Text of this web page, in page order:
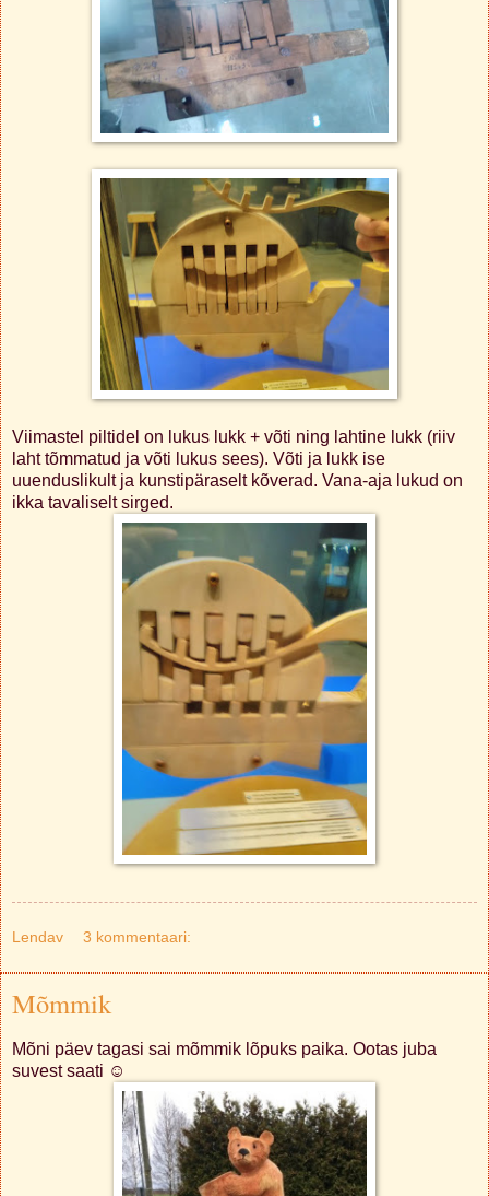
Viimastel piltidel on lukus lukk + võti ning lahtine lukk (riiv
laht tõmmatud ja võti lukus sees). Võti ja lukk ise
uuenduslikult ja kunstipäraselt kõverad. Vana-aja lukud on
ikka tavaliselt sirged.
Lendav 3 kommentaari:
Mõmmik
Mõni päev tagasi sai mõmmik lõpuks paika. Ootas juba
suvest saati ☺